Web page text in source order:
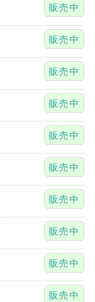
販売中
販売中
販売中
販売中
販売中
販売中
販売中
販売中
販売中
販売中